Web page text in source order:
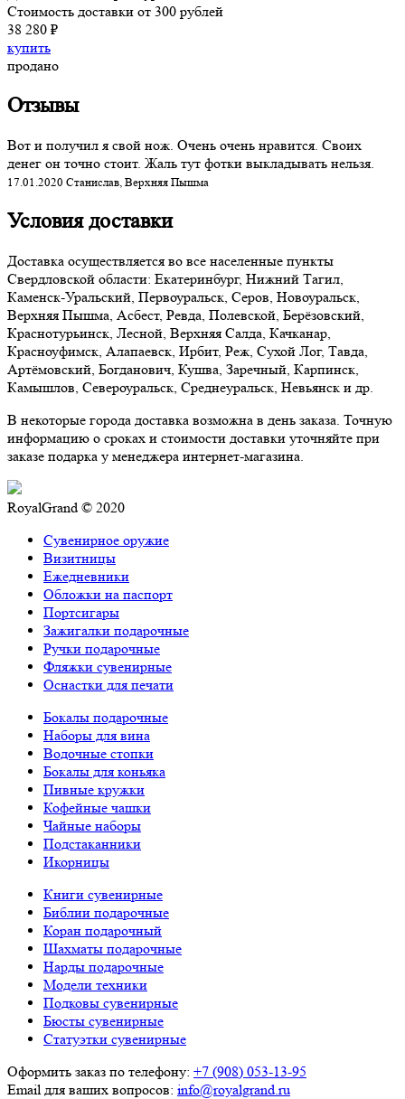
Стоимость доставки от 300 рублей
38 280 ₽
купить
продано
Отзывы
Вот и получил я свой нож. Очень очень нравится. Своих
денег он точно стоит. Жаль тут фотки выкладывать нельзя.
17.01.2020 Станислав, Верхняя Пышма
Условия доставки
Доставка осуществляется во все населенные пункты
Свердловской области: Екатеринбург, Нижний Тагил,
Каменск-Уральский, Первоуральск, Серов, Новоуральск,
Верхняя Пышма, Асбест, Ревда, Полевской, Берёзовский,
Краснотурьинск, Лесной, Верхняя Салда, Качканар,
Красноуфимск, Алапаевск, Ирбит, Реж, Сухой Лог, Тавда,
Артёмовский, Богданович, Кушва, Заречный, Карпинск,
Камышлов, Североуральск, Среднеуральск, Невьянск и др.
В некоторые города доставка возможна в день заказа. Точную
информацию о сроках и стоимости доставки уточняйте при
заказе подарка у менеджера интернет-магазина.
RoyalGrand © 2020
Сувенирное оружие
Визитницы
Ежедневники
Обложки на паспорт
Портсигары
Зажигалки подарочные
Ручки подарочные
Фляжки сувенирные
Оснастки для печати
Бокалы подарочные
Наборы для вина
Водочные стопки
Бокалы для коньяка
Пивные кружки
Кофейные чашки
Чайные наборы
Подстаканники
Икорницы
Книги сувенирные
Библии подарочные
Коран подарочный
Шахматы подарочные
Нарды подарочные
Модели техники
Подковы сувенирные
Бюсты сувенирные
Статуэтки сувенирные
Оформить заказ по телефону: +7 (908) 053-13-95
Email для ваших вопросов: info@royalgrand.ru